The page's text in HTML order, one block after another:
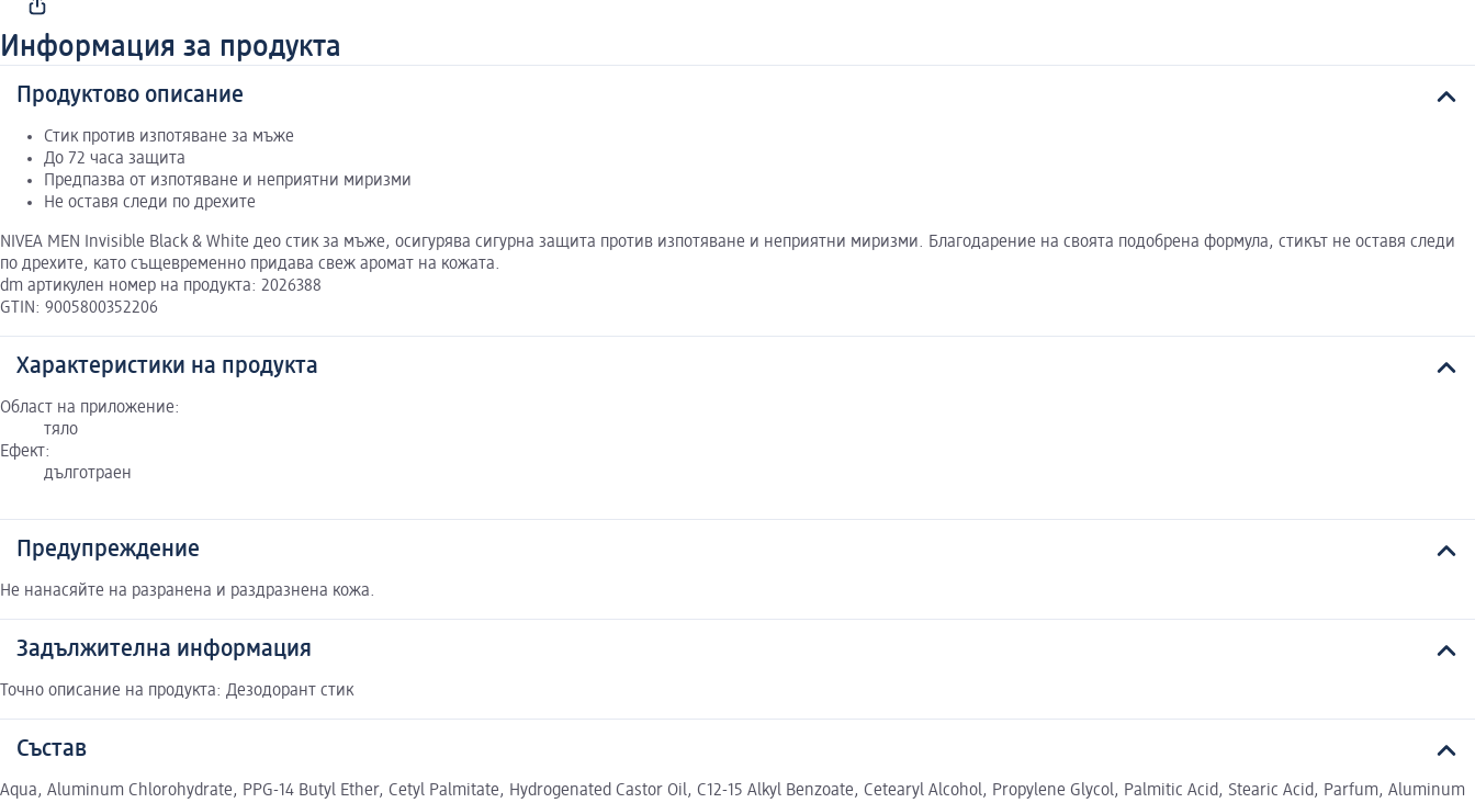
Информация за продукта
Продуктово описание
Стик против изпотяване за мъже
До 72 часа защита
Предпазва от изпотяване и неприятни миризми
Не оставя следи по дрехите
NIVEA MEN Invisible Black & White део стик за мъже, осигурява сигурна защита против изпотяване и неприятни миризми. Благодарение на своята подобрена формула, стикът не оставя следи
по дрехите, като същевременно придава свеж аромат на кожата.
dm артикулен номер на продукта: 2026388
GTIN: 9005800352206
Характеристики на продукта
Област на приложение:
тяло
Ефект:
дълготраен
Предупреждение
Не нанасяйте на разранена и раздразнена кожа.
Задължителна информация
Точно описание на продукта: Дезодорант стик
Състав
Aqua, Aluminum Chlorohydrate, PPG-14 Butyl Ether, Cetyl Palmitate, Hydrogenated Castor Oil, C12-15 Alkyl Benzoate, Cetearyl Alcohol, Propylene Glycol, Palmitic Acid, Stearic Acid, Parfum, Aluminum